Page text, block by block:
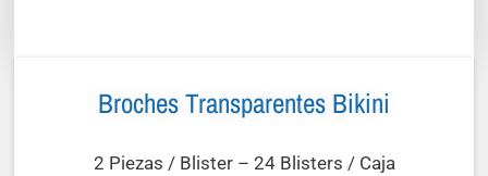
Broches Transparentes Bikini
2 Piezas / Blister – 24 Blisters / Caja